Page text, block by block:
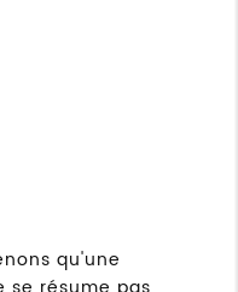
qu'une